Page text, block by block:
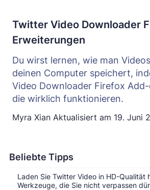
Beliebte Tipps
Laden Sie Twitter Video in HD-Qualität
Werkzeuge, die Sie nicht verpassen
Twitter Video Downloader
Erweiterungen
Du wirst lernen, wie man
deinen Computer speichert,
Video Downloader Firefox
die wirklich funktionieren.
Myra Xian Aktualisiert am 19. Juni